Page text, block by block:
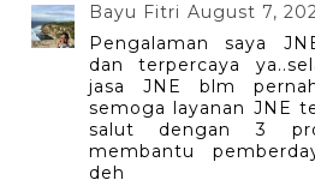
Bayu Fitri August 7,
Pengalaman saya
dan terpercaya
jasa JNE blm
semoga layanan JNE
salut dengan 3
membantu
deh